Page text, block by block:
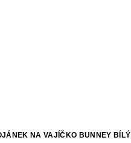
NA VAJÍČKO BUNNEY BÍLÝ